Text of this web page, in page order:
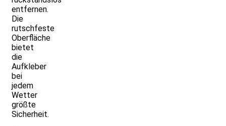
entfernen.
Die
rutschfeste
Oberfläche
bietet
die
Aufkleber
bei
jedem
Wetter
größte
Sicherheit.